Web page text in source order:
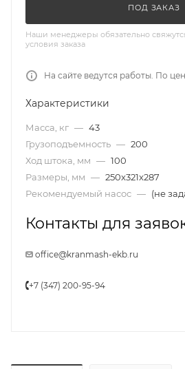
ПОД ЗАКАЗ
Наши менеджеры обязательно
условия заказа
На сайте ведутся работы. По
Характеристики
Масса, кг — 43
Грузоподъемность — 200
Ход штока, мм — 100
Размеры, мм — 250x321x287
Рекомендуемый насос — (не
Контакты для
office@kranmash-ekb.ru
+7 (347) 200-95-94